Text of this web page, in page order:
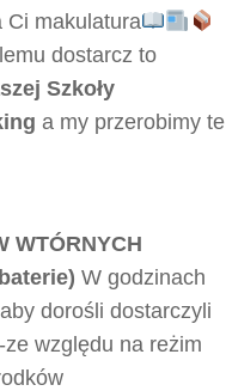
makulatura
dostarcz to
Szkoły
a my przerobimy te
WTÓRNYCH
W godzinach
dorośli dostarczyli
względu na reżim